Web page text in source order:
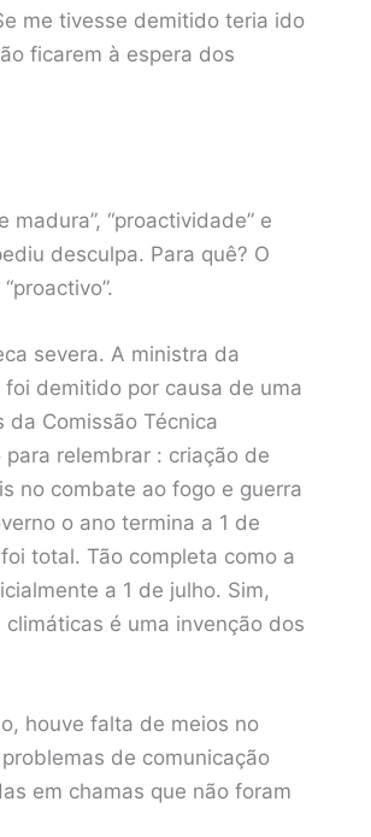
me tivesse demitido teria ido
ficarem à espera dos
“proactividade” e
desculpa. Para quê? O
severa. A ministra da
demitido por causa de uma
Comissão Técnica
relembrar : criação de
no combate ao fogo e guerra
o ano termina a 1 de
total. Tão completa como a
a 1 de julho. Sim,
é uma invenção dos
houve falta de meios no
de comunicação
em chamas que não foram